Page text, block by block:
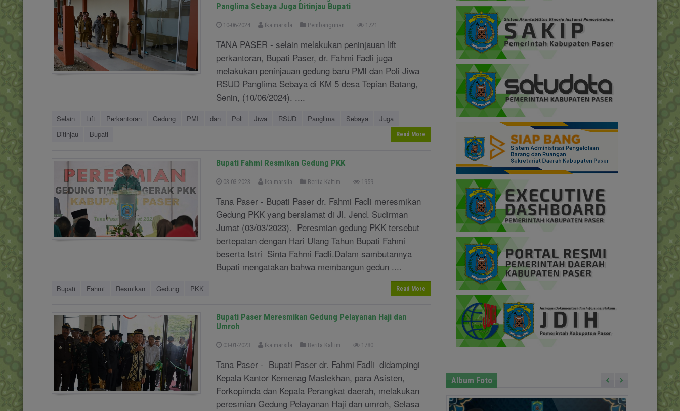
Panglima Sebaya Juga Ditinjau Bupati
10-06-2024 Ika marsila Pembangunan 1721
TANA PASER - selain melakukan peninjauan lift
perkantoran, Bupati Paser, dr. Fahmi Fadli juga
melakukan peninjauan gedung baru PMI dan Poli Jiwa
RSUD Panglima Sebaya di KM 5 desa Tepian Batang,
Senin, (10/06/2024). ....
Selain Lift Perkantoran Gedung PMI dan Poli Jiwa RSUD Panglima Sebaya
Juga
Ditinjau
Bupati Read More
Bupati Fahmi Resmikan Gedung PKK
03-03-2023 Ika marsila Berita Kaltim 1959
Tana Paser - Bupati Paser dr. Fahmi Fadli meresmikan
Gedung PKK yang beralamat di Jl. Jend. Sudirman
Jumat (03/03/2023). Peresmian gedung PKK tersebut
bertepatan dengan Hari Ulang Tahun Bupati Fahmi
beserta Istri Sinta Fahmi Fadli.Dalam sambutannya
Bupati mengatakan bahwa membangun gedun ....
Bupati Fahmi Resmikan Gedung PKK Read More
Bupati Paser Meresmikan Gedung Pelayanan Haji dan
Umroh
03-01-2023 Ika marsila Berita Kaltim 1780
Tana Paser - Bupati Paser dr. Fahmi Fadli didampingi
Kepala Kantor Kemenag Maslekhan, para Asisten,
Forkopimda dan Kepala Perangkat daerah, melakukan
peresmian Gedung Pelayanan Haji dan umroh, Selasa
Album Foto